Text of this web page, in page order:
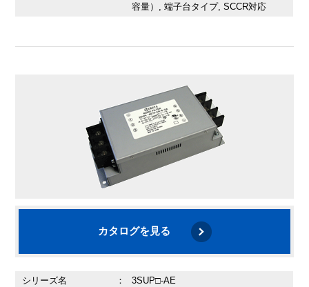
容量）, 端子台タイプ, SCCR対応
カタログを見る
シリーズ名 ： 3SUP□-AE